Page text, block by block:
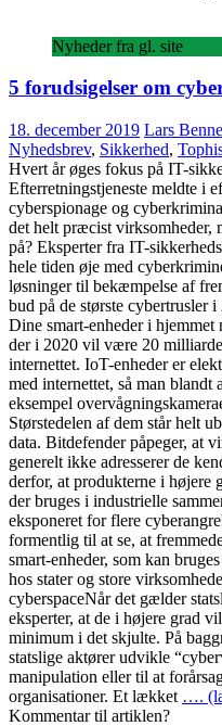
Nyheder fra gl. site
5 forudsigelser om
18. december 2019 Lars
Nyhedsbrev, Sikkerhed,
Hvert år øges fokus på IT-
Efterretningstjeneste meldte i
cyberspionage og
det helt præcist virksomheder,
på? Eksperter fra IT-
hele tiden øje med
løsninger til bekæmpelse af
bud på de største cybertrusler
Dine smart-enheder i hjemmet
der i 2020 vil være 20
internettet. IoT-enheder er
med internettet, så man
eksempel
Størstedelen af dem står helt
data. Bitdefender påpeger, at
generelt ikke adresserer de
derfor, at produkterne i højere
der bruges i industrielle
eksponeret for flere
formentlig til at se, at
smart-enheder, som kan
hos stater og store
cyberspaceNår det gælder
eksperter, at de i højere grad
minimum i det skjulte. På
statslige aktører udvikle
manipulation eller til at
organisationer. Et lækket ….
Kommentar til artiklen?